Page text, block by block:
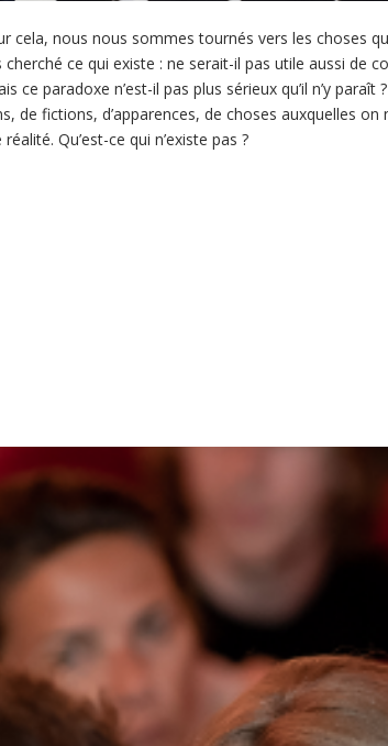
cela, nous nous sommes tournés vers les choses
ce qui existe : ne serait-il pas utile aussi de
ce paradoxe n’est-il pas plus sérieux qu’il n’y
de fictions, d’apparences, de choses auxquelles
Qu’est-ce qui n’existe pas ?